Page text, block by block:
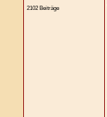
2102 Beiträge